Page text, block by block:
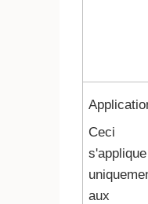
Ceci
s'applique
aux